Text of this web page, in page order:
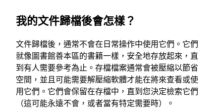
我的文件歸檔後會怎樣？
文件歸檔後，通常不會在日常操作中使用它們。它們
就像圖書館善本區的書籍一樣，安全地存放起來，直
到有人需要參考為止。存檔檔案通常會被壓縮以節省
空間，並且可能需要解壓縮軟體才能在將來查看或使
用它們。它們會保留在存檔中，直到您決定檢索它們
（這可能永遠不會，或者當有特定需要時）。